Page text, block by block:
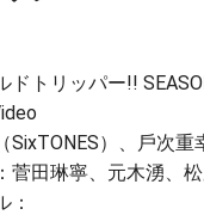
トリッパー!!
）、⼾次重
菅⽥琳寧、元⽊湧、
：